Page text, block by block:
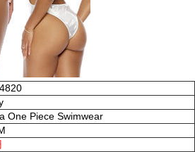
One Piece Swimwear